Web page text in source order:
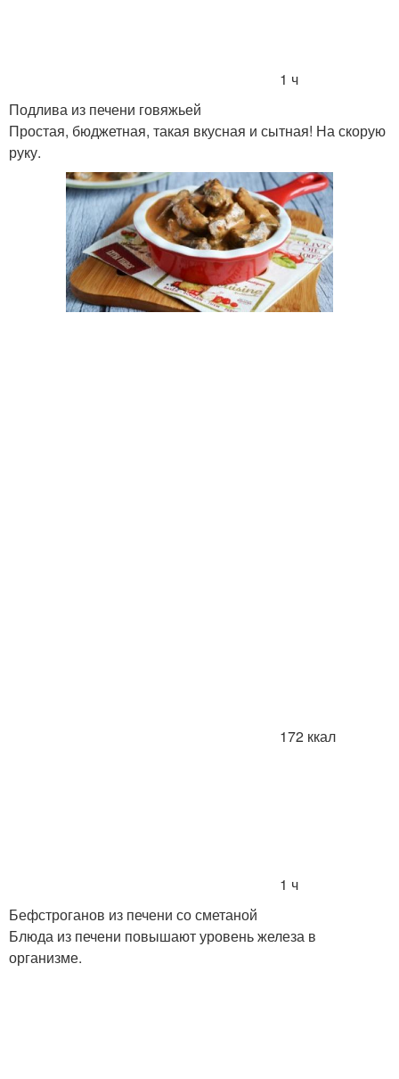
1 ч
Подлива из печени говяжьей
Простая, бюджетная, такая вкусная и сытная! На скорую
руку.
172 ккал
1 ч
Бефстроганов из печени со сметаной
Блюда из печени повышают уровень железа в
организме.